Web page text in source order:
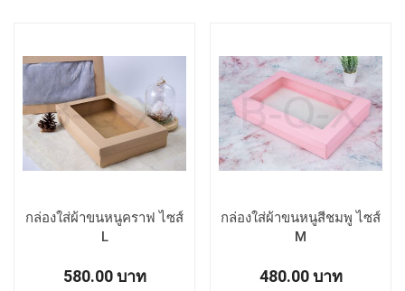
กล่องใส่ผ้าขนหนูคราฟ ไซส์
L
580.00 บาท
กล่องใส่ผ้าขนหนูสีชมพู ไซส์
M
480.00 บาท